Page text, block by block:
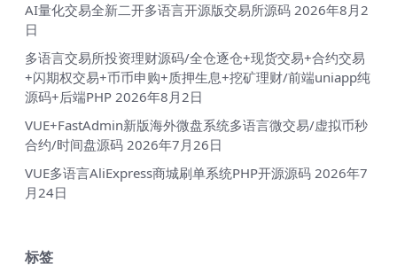
AI量化交易全新二开多语言开源版交易所源码 2026年8月2
日
多语言交易所投资理财源码/全仓逐仓+现货交易+合约交易
+闪期权交易+币币申购+质押生息+挖矿理财/前端uniapp纯
源码+后端PHP 2026年8月2日
VUE+FastAdmin新版海外微盘系统多语言微交易/虚拟币秒
合约/时间盘源码 2026年7月26日
VUE多语言AliExpress商城刷单系统PHP开源源码 2026年7
月24日
标签